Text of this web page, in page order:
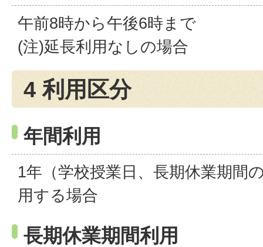
午前8時から午後6時まで
(注)延長利用なしの場合
4 利用区分
年間利用
1年（学校授業日、長期休業期間
用する場合
長期休業期間利用